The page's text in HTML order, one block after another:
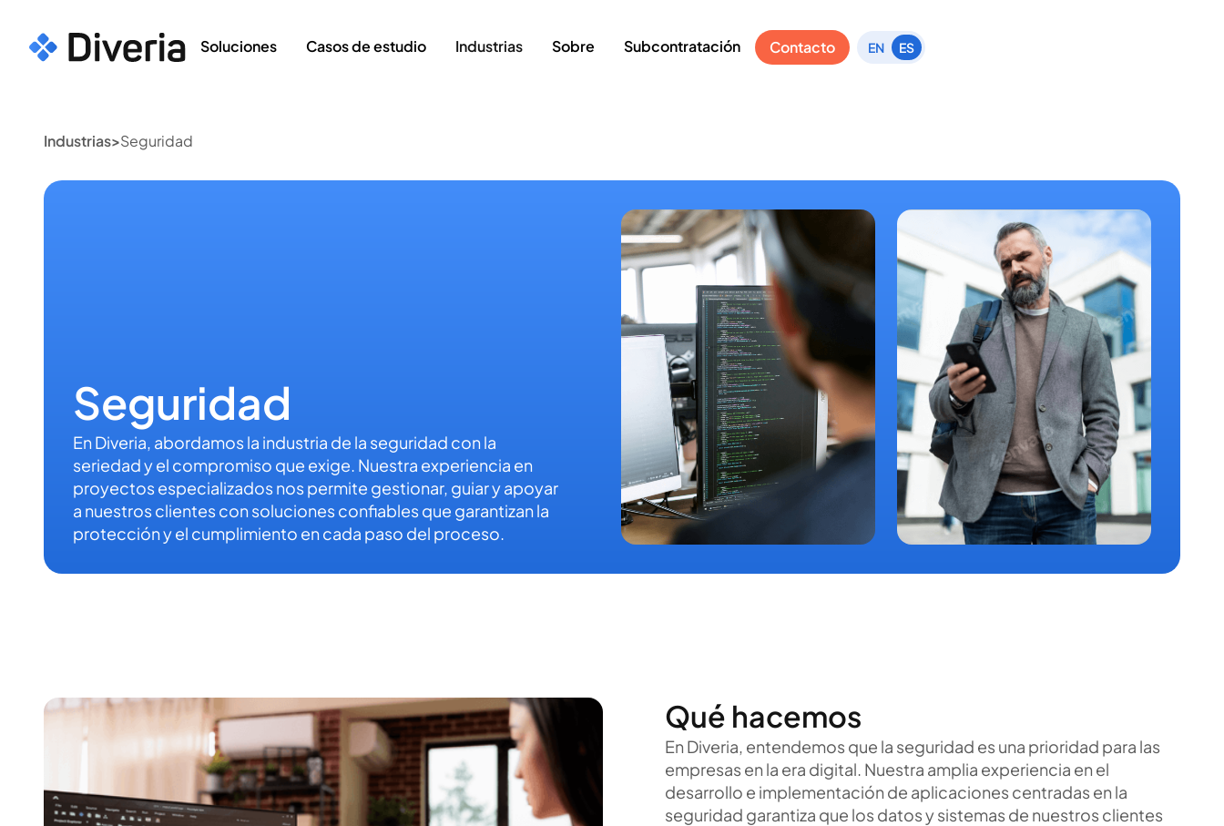
Soluciones Casos de estudio Industrias Sobre Subcontratación Contacto EN ES
Industrias>Seguridad
Seguridad
En Diveria, abordamos la industria de la seguridad con la
seriedad y el compromiso que exige. Nuestra experiencia en
proyectos especializados nos permite gestionar, guiar y apoyar
a nuestros clientes con soluciones confiables que garantizan la
protección y el cumplimiento en cada paso del proceso.
Qué hacemos
En Diveria, entendemos que la seguridad es una prioridad para las
empresas en la era digital. Nuestra amplia experiencia en el
desarrollo e implementación de aplicaciones centradas en la
seguridad garantiza que los datos y sistemas de nuestros clientes